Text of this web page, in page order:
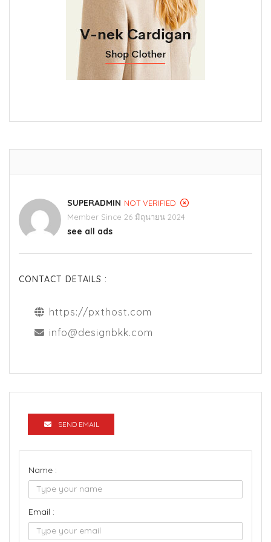
SUPERADMIN NOT VERIFIED
Member Since 26 มิถุนายน 2024
see all ads
CONTACT DETAILS :
https://pxthost.com
info@designbkk.com
SEND EMAIL
Name :
Email :